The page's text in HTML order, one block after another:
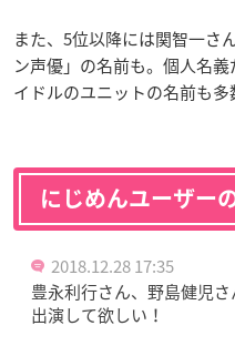
また、5位以降には関智一さ
ン声優」の名前も。個人名
イドルのユニットの名前も多
にじめんユーザー
2018.12.28 17:35
豊永利行さん、野島健児
出演して欲しい！